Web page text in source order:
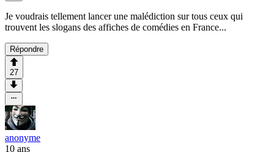
Je voudrais tellement lancer une malédiction sur tous ceux qui
trouvent les slogans des affiches de comédies en France...
Répondre
27
anonyme
10 ans